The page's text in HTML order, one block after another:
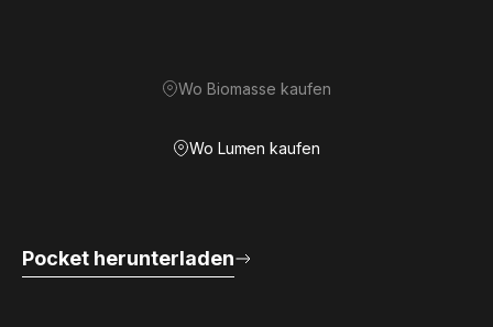
Wo Biomasse kaufen
Wo Lumen kaufen
Pocket herunterladen